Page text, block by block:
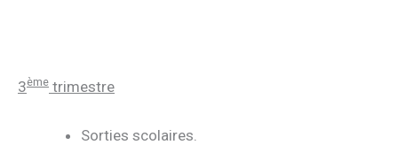
3ème trimestre
Sorties scolaires.